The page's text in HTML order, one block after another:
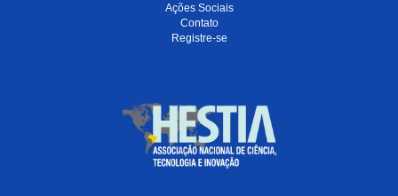
Ações Sociais
Contato
Registre-se